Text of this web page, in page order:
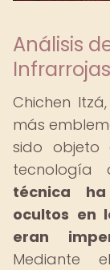
Análisis
Chichen
más
sido objeto
tecnología
técnica
ocultos en
eran
Mediante